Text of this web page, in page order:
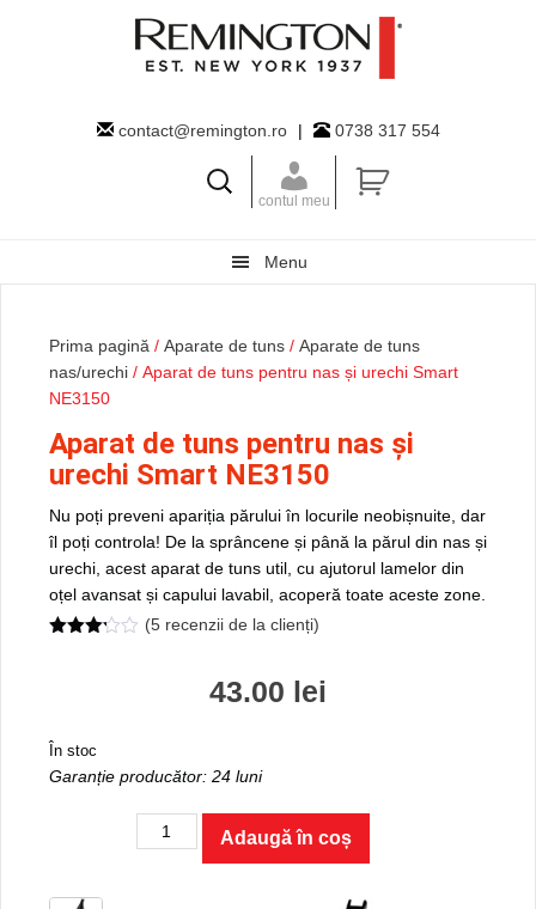
contact@remington.ro
| 0738 317 554
contul meu
Menu
Prima pagină / Aparate de tuns / Aparate de tuns
nas/urechi / Aparat de tuns pentru nas și urechi Smart
NE3150
Aparat de tuns pentru nas și
urechi Smart NE3150
Nu poți preveni apariția părului în locurile neobișnuite, dar
îl poți controla! De la sprâncene și până la părul din nas și
urechi, acest aparat de tuns util, cu ajutorul lamelor din
oțel avansat și capului lavabil, acoperă toate aceste zone.
(5recenzii de la clienți)
43.00 lei
În stoc
Garanție producător: 24 luni
Cantitate
Aparat
Adaugă în coș